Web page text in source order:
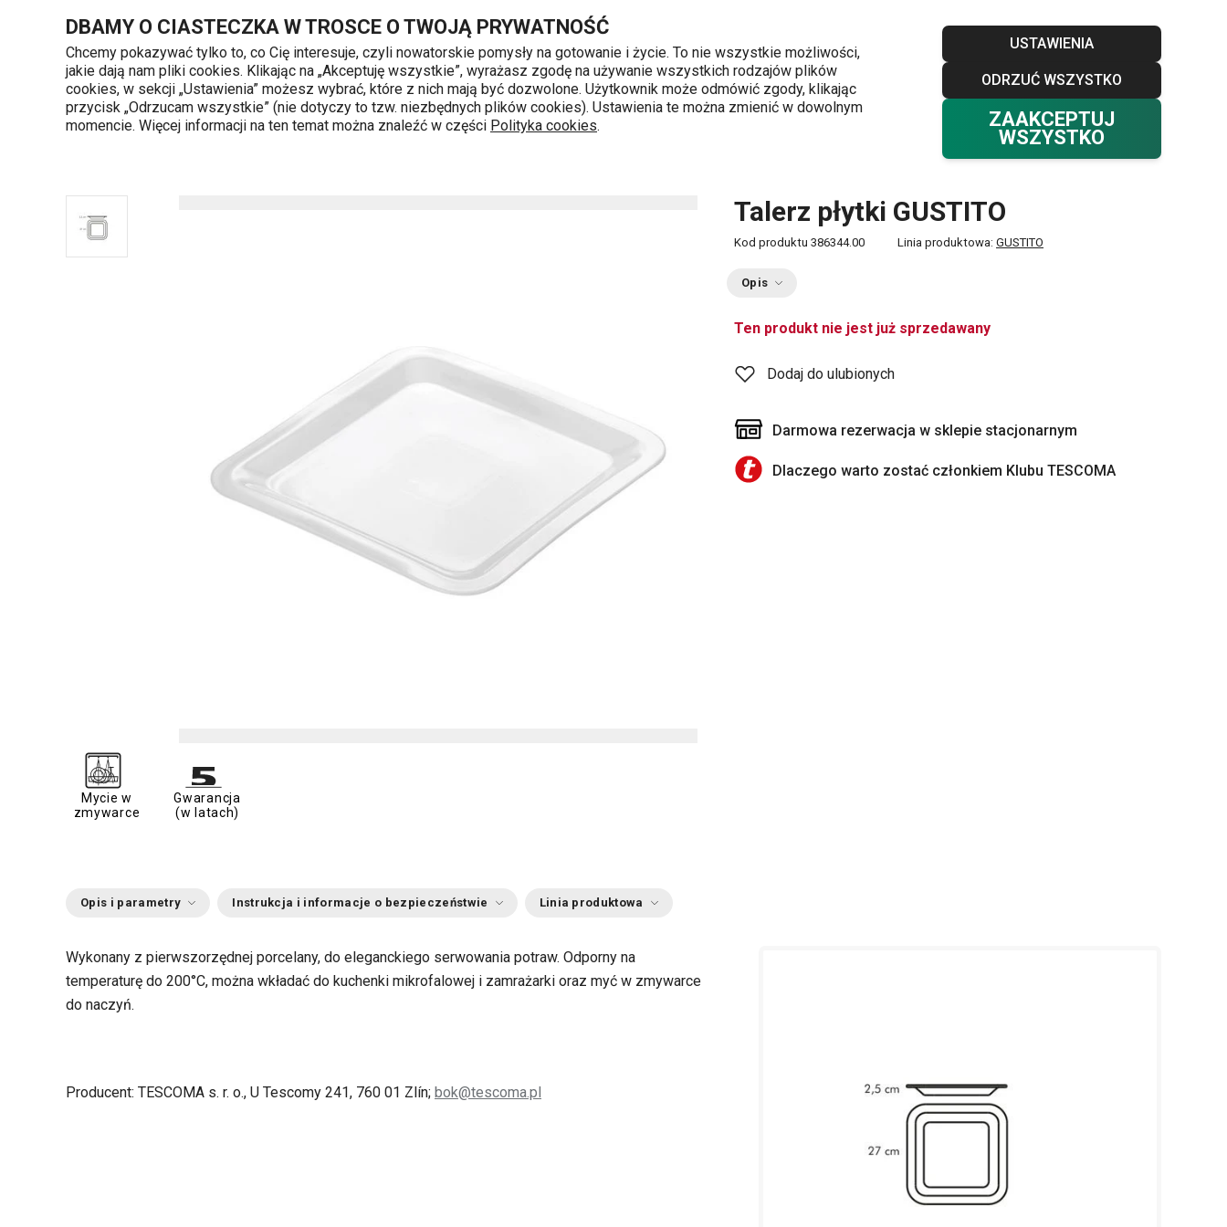
DBAMY O CIASTECZKA W TROSCE O TWOJĄ PRYWATNOŚĆ
Chcemy pokazywać tylko to, co Cię interesuje, czyli nowatorskie pomysły na gotowanie i życie. To nie wszystkie możliwości,
jakie dają nam pliki cookies. Klikając na „Akceptuję wszystkie”, wyrażasz zgodę na używanie wszystkich rodzajów plików
cookies, w sekcji „Ustawienia” możesz wybrać, które z nich mają być dozwolone. Użytkownik może odmówić zgody, klikając
przycisk „Odrzucam wszystkie” (nie dotyczy to tzw. niezbędnych plików cookies). Ustawienia te można zmienić w dowolnym
momencie. Więcej informacji na ten temat można znaleźć w części Polityka cookies.
USTAWIENIA
ODRZUĆ WSZYSTKO
ZAAKCEPTUJ
WSZYSTKO
Przejdź do głównej zawartości
Przejdź do wyszukiwania
Przejdź do nawigacji
Blog Klub TESCOMA Kontakt
Kategorie produktów 720 809 700
Poniedziałek - piątek od 8 do 16
Ulubione Zaloguj się
0 Twój koszyk
0,00 zł
Talerz płytki GUSTITO
Kod produktu 386344.00 Linia produktowa: GUSTITO
Opis
Ten produkt nie jest już sprzedawany
Dodaj do ulubionych
Darmowa rezerwacja w sklepie stacjonarnym
Dlaczego warto zostać członkiem Klubu TESCOMA
Mycie w
zmywarce
Gwarancja
(w latach)
Opis i parametry Instrukcja i informacje o bezpieczeństwie Linia produktowa
Wykonany z pierwszorzędnej porcelany, do eleganckiego serwowania potraw. Odporny na
temperaturę do 200°C, można wkładać do kuchenki mikrofalowej i zamrażarki oraz myć w zmywarce
do naczyń.
Producent: TESCOMA s. r. o., U Tescomy 241, 760 01 Zlín; bok@tescoma.pl